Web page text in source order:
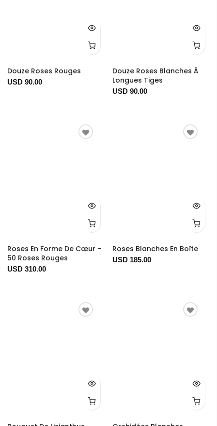
Douze Roses Rouges
USD 90.00
Douze Roses Blanches À
Longues Tiges
USD 90.00
Roses En Forme De Cœur -
50 Roses Rouges
USD 310.00
Roses Blanches En Boîte
USD 185.00